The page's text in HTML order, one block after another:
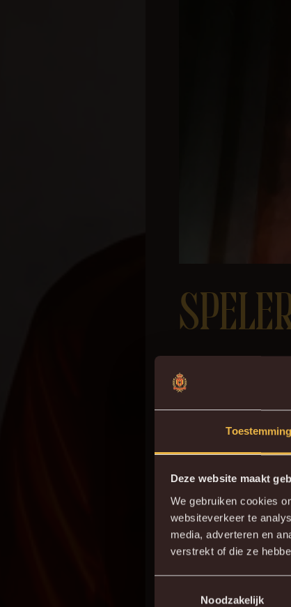
Toestemming
Deze website maakt
We gebruiken cookies
websiteverkeer te
media, adverteren en
verstrekt of die ze
Noodzakelijk
“Ik ben uitermate blij
Directeur Tim
kiest. Hij is een
wapens om in de